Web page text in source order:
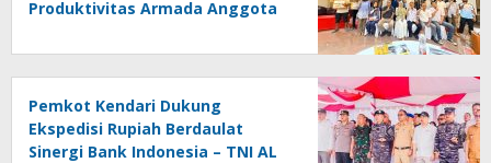
Produktivitas Armada Anggota
Pemkot Kendari Dukung
Ekspedisi Rupiah Berdaulat
Sinergi Bank Indonesia – TNI AL